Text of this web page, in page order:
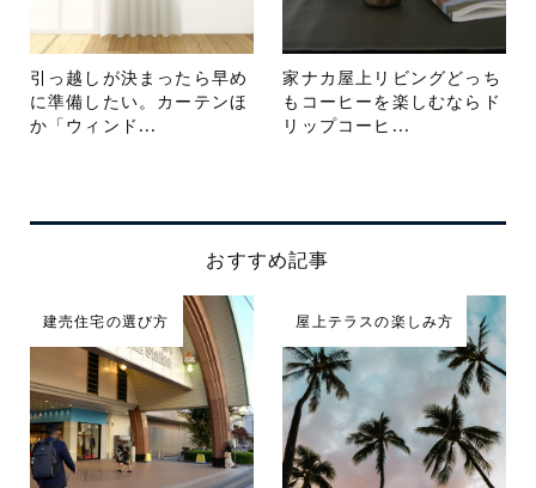
引っ越しが決まったら早め
に準備したい。カーテンほ
か「ウィンド...
家ナカ屋上リビングどっち
もコーヒーを楽しむならド
リップコーヒ...
おすすめ記事
建売住宅の選び方 屋上テラスの楽しみ方